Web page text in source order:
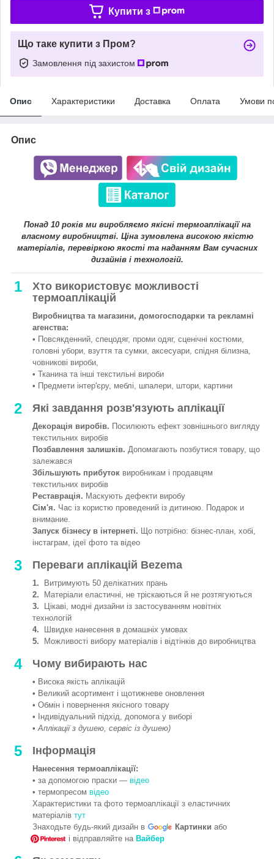
Купити з
Що таке купити з Пром?
Замовлення під захистом
Опис Характеристики Доставка Оплата Умови
Опис
Понад 10 років ми виробляємо якісні термоаплікації на
власному виробництві. Ціна зумовлена високою якістю
матеріалів, перевіркою якості та наданням Вам сучасних
дизайнів і технологій.
1
Хто використовує можливості
термоаплікацій
Виробництва та магазини, домогосподарки та рекламні
агенства:
• Повсякденний, спецодяг, проми одяг, сценічні костюми,
головні убори, взуття та сумки, аксесуари, спідня білизна,
човникові вироби,
• Тканина та інші текстильні вироби
• Предмети інтер'єру, меблі, шпалери, штори, картини
2 Які завдання розв'язують аплікації
Декорація виробів. Посилюють ефект зовнішнього вигляду
текстильних виробів
Позбавлення залишків. Допомагають позбутися товару, що
залежався
Збільшують прибуток виробникам і продавцям
текстильних виробів
Реставрація. Маскують дефекти виробу
Сім'я. Час із користю проведений із дитиною. Подарок и
внимание.
Запуск бізнесу в інтернеті. Що потрібно: бізнес-план, хобі,
інстаграм, ідеї фото та відео
3 Переваги аплікацій Bezema
1. Витримують 50 делікатних прань
2. Матеріали еластичні, не тріскаються й не розтягуються
3. Цікаві, модні дизайни із застосуванням новітніх
технологій
4. Швидке нанесення в домашніх умовах
5. Можливості вибору матеріалів і відтінків до виробництва
4 Чому вибирають нас
• Висока якість аплікацій
• Великий асортимент і щотижневе оновлення
• Обмін і повернення якісного товару
• Індивідуальний підхід, допомога у виборі
•Аплікації з душею, сервіс із душею)
5 Інформація
Нанесення термоаплікації:
• за допомогою праски — відео
• термопресом відео
Характеристики та фото термоаплікації з еластичних
матеріалів тут
Знаходьте будь-який дизайн в
Картинки або
і відправляйте на Вайбер